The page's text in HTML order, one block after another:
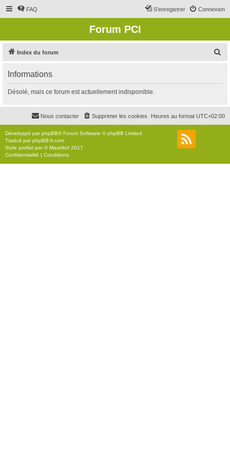
FAQ Connexion
S’enregistrer
Forum PCI
Index du forum
r
c
r
Informations
Désolé, mais ce forum est actuellement indisponible.
Heures au format UTC+02:00
Supprimer les cookies
Nous contacter
Développé parphpBB® Forum Software © phpBB Limited
Traduit parphpBB-fr.com
Style proflat par ©Mazeltof 2017
Confidentialité | Conditions